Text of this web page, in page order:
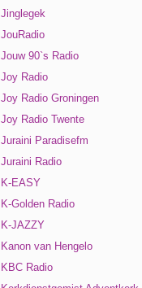
Jinglegek
JouRadio
Jouw 90`s Radio
Joy Radio
Joy Radio Groningen
Joy Radio Twente
Juraini Paradisefm
Juraini Radio
K-EASY
K-Golden Radio
K-JAZZY
Kanon van Hengelo
KBC Radio